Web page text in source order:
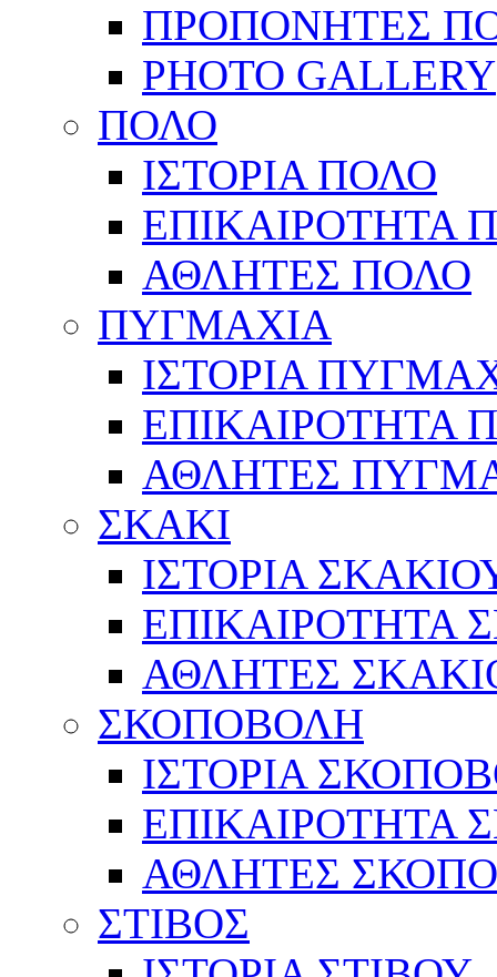
ΠΡΟΠΟΝΗΤΕΣ
PHOTO GALLERY
ΠΟΛΟ
ΙΣΤΟΡΙΑ ΠΟΛΟ
ΕΠΙΚΑΙΡΟΤΗΤΑ
ΑΘΛΗΤΕΣ ΠΟΛΟ
ΠΥΓΜΑΧΙΑ
ΙΣΤΟΡΙΑ
ΕΠΙΚΑΙΡΟΤΗΤΑ
ΑΘΛΗΤΕΣ
ΣΚΑΚΙ
ΙΣΤΟΡΙΑ
ΕΠΙΚΑΙΡΟΤΗΤΑ
ΑΘΛΗΤΕΣ
ΣΚΟΠΟΒΟΛΗ
ΙΣΤΟΡΙΑ
ΕΠΙΚΑΙΡΟΤΗΤΑ
ΑΘΛΗΤΕΣ
ΣΤΙΒΟΣ